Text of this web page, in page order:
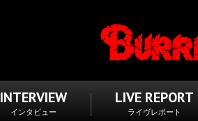
INTERVIEW
インタビュー
LIVE REPORT
ライヴレポート